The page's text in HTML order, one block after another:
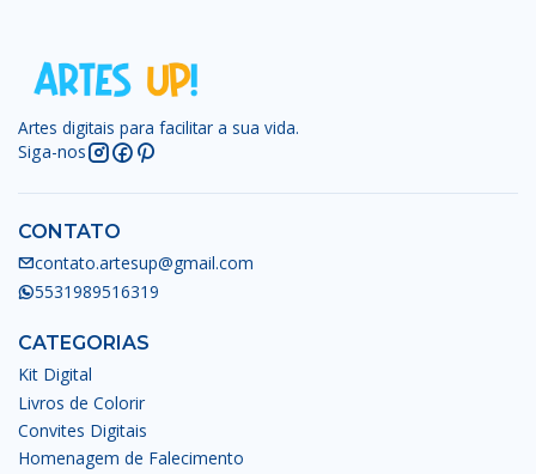
Artes digitais para facilitar a sua vida.
Siga-nos
CONTATO
contato.artesup@gmail.com
5531989516319
CATEGORIAS
Kit Digital
Livros de Colorir
Convites Digitais
Homenagem de Falecimento